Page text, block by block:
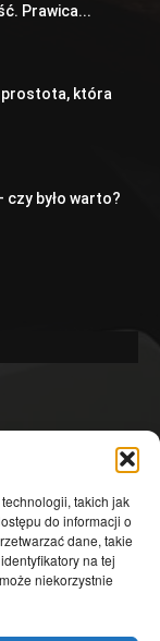
takich jak
do informacji o
dane, takie
na tej
niekorzystnie
Prawica...
prostota, która
czy było warto?
4601
4363
3639
2823